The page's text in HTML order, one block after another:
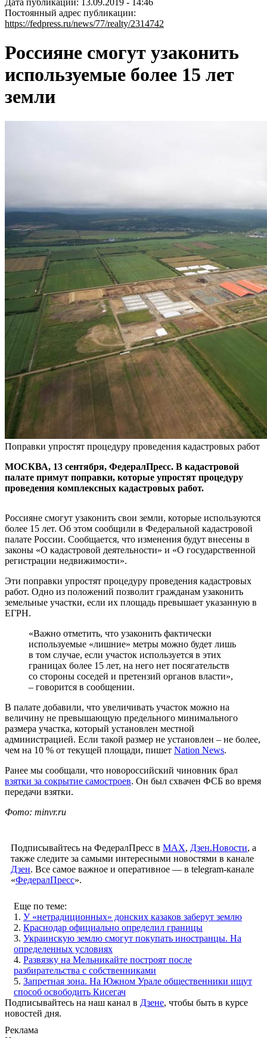
Дата публикации: 13.09.2019 - 14:46
Постоянный адрес публикации:
https://fedpress.ru/news/77/realty/2314742
Россияне смогут узаконить
используемые более 15 лет
земли
Поправки упростят процедуру проведения кадастровых работ
МОСКВА, 13 сентября, ФедералПресс. В кадастровой
палате примут поправки, которые упростят процедуру
проведения комплексных кадастровых работ.
Россияне смогут узаконить свои земли, которые используются
более 15 лет. Об этом сообщили в Федеральной кадастровой
палате России. Сообщается, что изменения будут внесены в
законы «О кадастровой деятельности» и «О государственной
регистрации недвижимости».
Эти поправки упростят процедуру проведения кадастровых
работ. Одно из положений позволит гражданам узаконить
земельные участки, если их площадь превышает указанную в
ЕГРН.
«Важно отметить, что узаконить фактически
используемые «лишние» метры можно будет лишь
в том случае, если участок используется в этих
границах более 15 лет, на него нет посягательств
со стороны соседей и претензий органов власти»,
– говорится в сообщении.
В палате добавили, что увеличивать участок можно на
величину не превышающую предельного минимального
размера участка, который установлен местной
администрацией. Если такой размер не установлен – не более,
чем на 10 % от текущей площади, пишет Nation News.
Ранее мы сообщали, что новороссийский чиновник брал
взятки за сокрытие самостроев. Он был схвачен ФСБ во время
передачи взятки.
Фото: minvr.ru
Подписывайтесь на ФедералПресс в МАХ, Дзен.Новости, а
также следите за самыми интересными новостями в канале
Дзен. Все самое важное и оперативное — в telegram-канале
«ФедералПресс».
Еще по теме:
1. У «нетрадиционных» донских казаков заберут землю
2. Краснодар официально определил границы
3. Украинскую землю смогут покупать иностранцы. На
определенных условиях
4. Развязку на Мельникайте построят после
разбирательства с собственниками
5. Запретная зона. На Южном Урале общественники ищут
способ освободить Кисегач
Подписывайтесь на наш канал в Дзене, чтобы быть в курсе
новостей дня.
Реклама